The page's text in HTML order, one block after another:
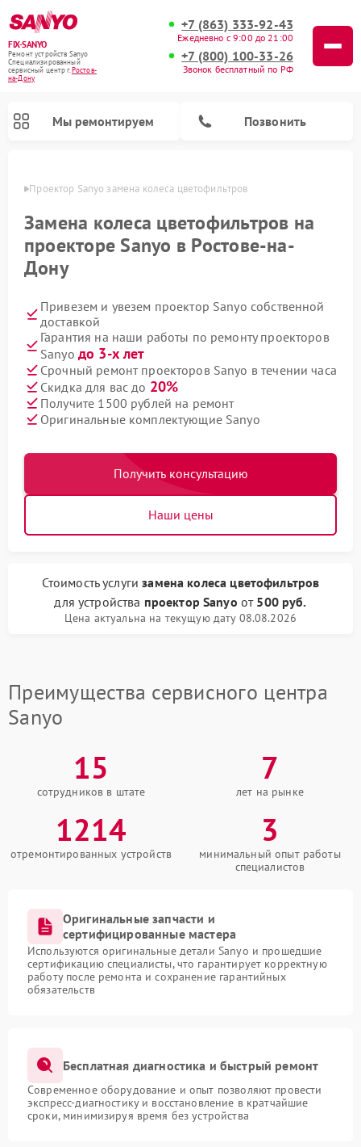
FIX-SANYO
Ремонт устройств Sanyo
Специализированный
cервисный центр г.Ростов-
на-Дону
+7 (863) 333-92-43
Ежедневно с 9:00 до 21:00
+7 (800) 100-33-26
Звонок бесплатный по РФ
Мы ремонтируем Позвонить
Проектор Sanyo замена колеса цветофильтров
Замена колеса цветофильтров на
проекторе Sanyo в Ростове-на-
Дону
Привезем и увезем проектор Sanyo собственной
доставкой
Гарантия на наши работы по ремонту проекторов
Sanyo до 3-х лет
Срочный ремонт проекторов Sanyo в течении часа
Скидка для вас до 20%
Получите 1500 рублей на ремонт
Оригинальные комплектующие Sanyo
Получить консультацию
Наши цены
Стоимость услугизамена колеса цветофильтров
для устройства проектор Sanyo от 500 руб.
Цена актуальна на текущую дату 08.08.2026
Преимущества сервисного центра
Sanyo
15
сотрудников в штате
7
лет на рынке
1214
отремонтированных устройств
3
минимальный опыт работы
специалистов
Оригинальные запчасти и
сертифицированные мастера
Используются оригинальные детали Sanyo и прошедшие
сертификацию специалисты, что гарантирует корректную
работу после ремонта и сохранение гарантийных
обязательств
Бесплатная диагностика и быстрый ремонт
Современное оборудование и опыт позволяют провести
экспресс-диагностику и восстановление в кратчайшие
сроки, минимизируя время без устройства